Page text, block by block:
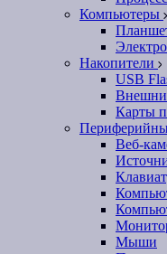
Компьютеры
Накопители
USB
Карты
Веб-
Мыши